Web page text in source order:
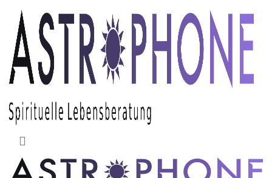
Skip to main content